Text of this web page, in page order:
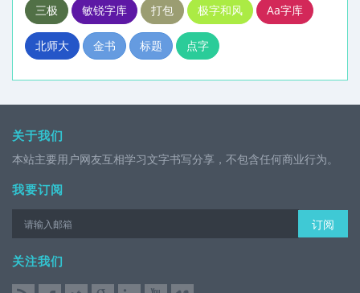
三极 敏锐字库 打包 极字和风 Aa字库
北师大 金书 标题 点字
关于我们
本站主要用户网友互相学习文字书写分享，不包含任何商业行为。
我要订阅
订阅
关注我们